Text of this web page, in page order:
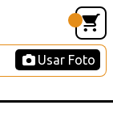
Usar Foto